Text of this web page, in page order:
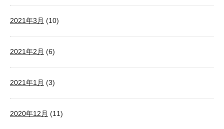
2021年3月 (10)
2021年2月 (6)
2021年1月 (3)
2020年12月 (11)